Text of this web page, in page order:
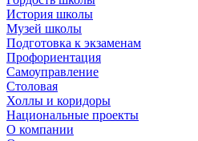
История школы
Музей школы
Подготовка к экзаменам
Профориентация
Самоуправление
Столовая
Холлы и коридоры
Национальные проекты
О компании